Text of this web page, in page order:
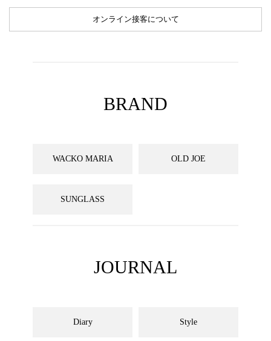
オンライン接客について
BRAND
WACKO MARIA OLD JOE
SUNGLASS
JOURNAL
Diary Style